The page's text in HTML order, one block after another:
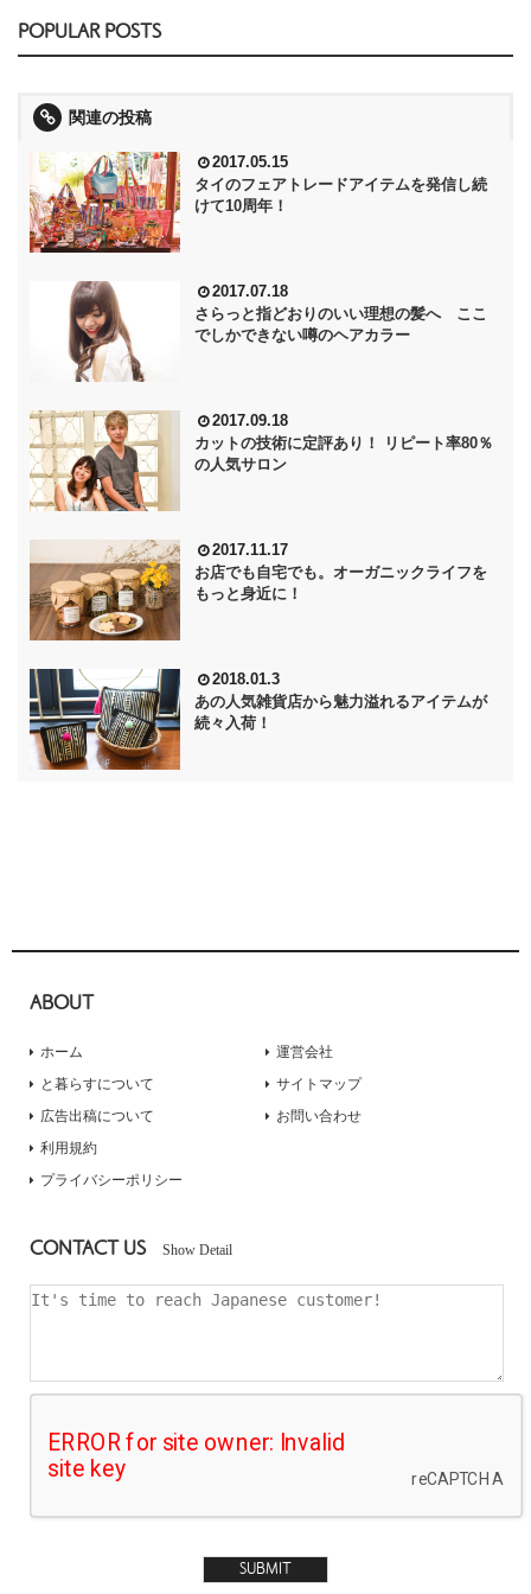
POPULAR POSTS
関連の投稿
2017.05.15
タイのフェアトレードアイテムを発信し続
けて10周年！
2017.07.18
さらっと指どおりのいい理想の髪へ ここ
でしかできない噂のヘアカラー
2017.09.18
カットの技術に定評あり！ リピート率80％
の人気サロン
2017.11.17
お店でも自宅でも。オーガニックライフを
もっと身近に！
2018.01.3
あの人気雑貨店から魅力溢れるアイテムが
続々入荷！
ABOUT
ホーム
と暮らすについて
広告出稿について
運営会社
サイトマップ
お問い合わせ
利用規約
プライバシーポリシー
CONTACT US Show Detail